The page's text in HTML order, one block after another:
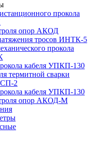
прокола
опор АКОД
тросов ИНТК-5
прокола
кабеля УПКП-130
термитной сварки
2
кабеля УПКП-130
опор АКОД-М